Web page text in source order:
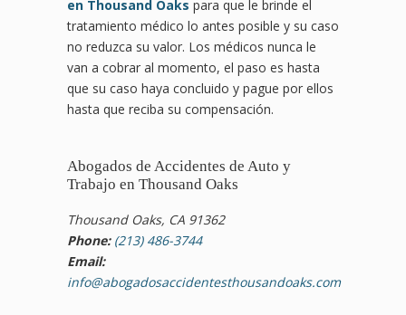
en Thousand Oaks para que le brinde el
tratamiento médico lo antes posible y su caso
no reduzca su valor. Los médicos nunca le
van a cobrar al momento, el paso es hasta
que su caso haya concluido y pague por ellos
hasta que reciba su compensación.
Abogados de Accidentes de Auto y
Trabajo en Thousand Oaks
Thousand Oaks, CA 91362
Phone: (213) 486-3744
Email:
info@abogadosaccidentesthousandoaks.com